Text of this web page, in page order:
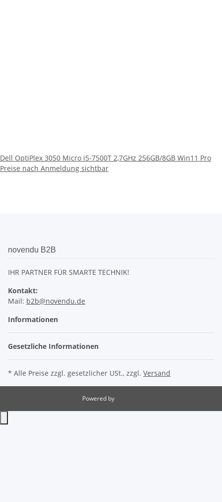
Dell OptiPlex 3050 Micro i5-7500T 2,7GHz 256GB/8GB Win11 Pro
Preise nach Anmeldung sichtbar
novendu B2B
IHR PARTNER FÜR SMARTE TECHNIK!
Kontakt:
Mail: b2b@novendu.de
Informationen
Gesetzliche Informationen
* Alle Preise zzgl. gesetzlicher USt., zzgl. Versand
Powered by